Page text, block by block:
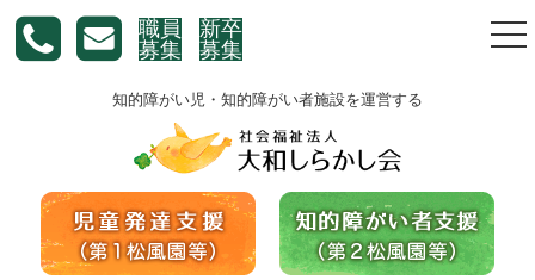
職員
募集
新卒
募集
知的障がい児・知的障がい者施設を運営する